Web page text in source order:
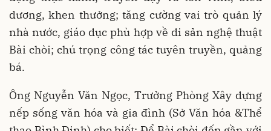
dương, khen thưởng; tăng cường vai trò quản lý
nhà nước, giáo dục phù hợp về di sản nghệ thuật
Bài chòi; chú trọng công tác tuyên truyền, quảng
bá.
Ông Nguyễn Văn Ngọc, Trưởng Phòng Xây dựng
nếp sống văn hóa và gia đình (Sở Văn hóa &Thể